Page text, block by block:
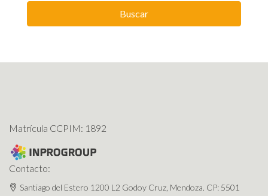
Buscar
Matrícula CCPIM: 1892
Contacto:
Santiago del Estero 1200 L2 Godoy Cruz, Mendoza. CP: 5501